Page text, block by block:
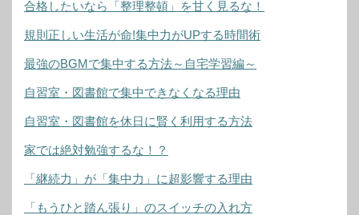
合格したいなら「整理整頓」を甘く見るな！
規則正しい生活が命!集中力がUPする時間術
最強のBGMで集中する方法～自宅学習編～
自習室・図書館で集中できなくなる理由
自習室・図書館を休日に賢く利用する方法
家では絶対勉強するな！？
「継続力」が「集中力」に超影響する理由
「もうひと踏ん張り」のスイッチの入れ方